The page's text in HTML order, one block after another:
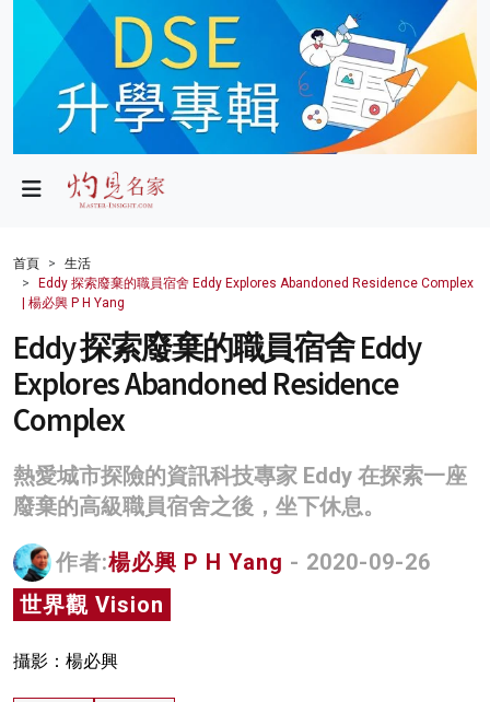
政局
財經
生活
健康
商業
科技
影片
名家榜
灼見活動
關於我們
首頁
生活
Eddy 探索廢棄的職員宿舍 Eddy Explores Abandoned Residence Complex
| 楊必興 P H Yang
Eddy 探索廢棄的職員宿舍 Eddy
Explores Abandoned Residence
Complex
熱愛城市探險的資訊科技專家 Eddy 在探索一座
廢棄的高級職員宿舍之後，坐下休息。
作者:楊必興 P H Yang - 2020-09-26
世界觀 Vision
攝影：楊必興